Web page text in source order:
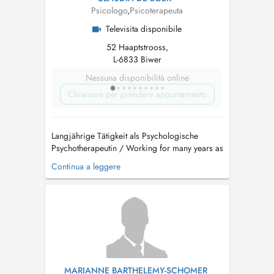
Psicologo,Psicoterapeuta
Televisita disponibile
52 Haaptstrooss,
L-6833 Biwer
Nessuna disponibilità online
Chiamare per prendere appuntamento
Langjährige Tätigkeit als Psychologische
Psychotherapeutin / Working for many years as
a psychological psychotherapist. Ausbilderin
und Supervisorin im Master der Psychotherapie
Supervisor in the Master's Programme For
Psychotherapy of uni.lu. Behandlung v...
Continua a leggere
MARIANNE BARTHELEMY-SCHOMER